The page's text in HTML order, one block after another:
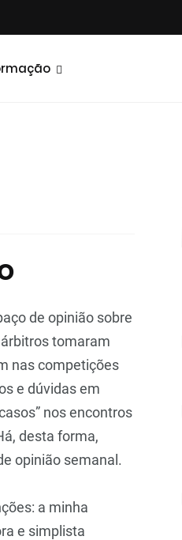
de opinião sobre
tomaram
nas competições
e dúvidas em
nos encontros
desta forma,
opinião semanal.
a minha
e simplista